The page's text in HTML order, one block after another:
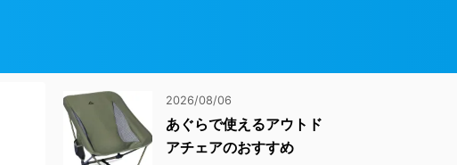
2026/08/06
あぐらで使えるアウトド
アチェアのおすすめ